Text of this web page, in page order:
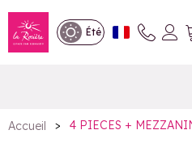
Été
4 PIECES +
PERSONNES
Accueil > 4 PIECES +